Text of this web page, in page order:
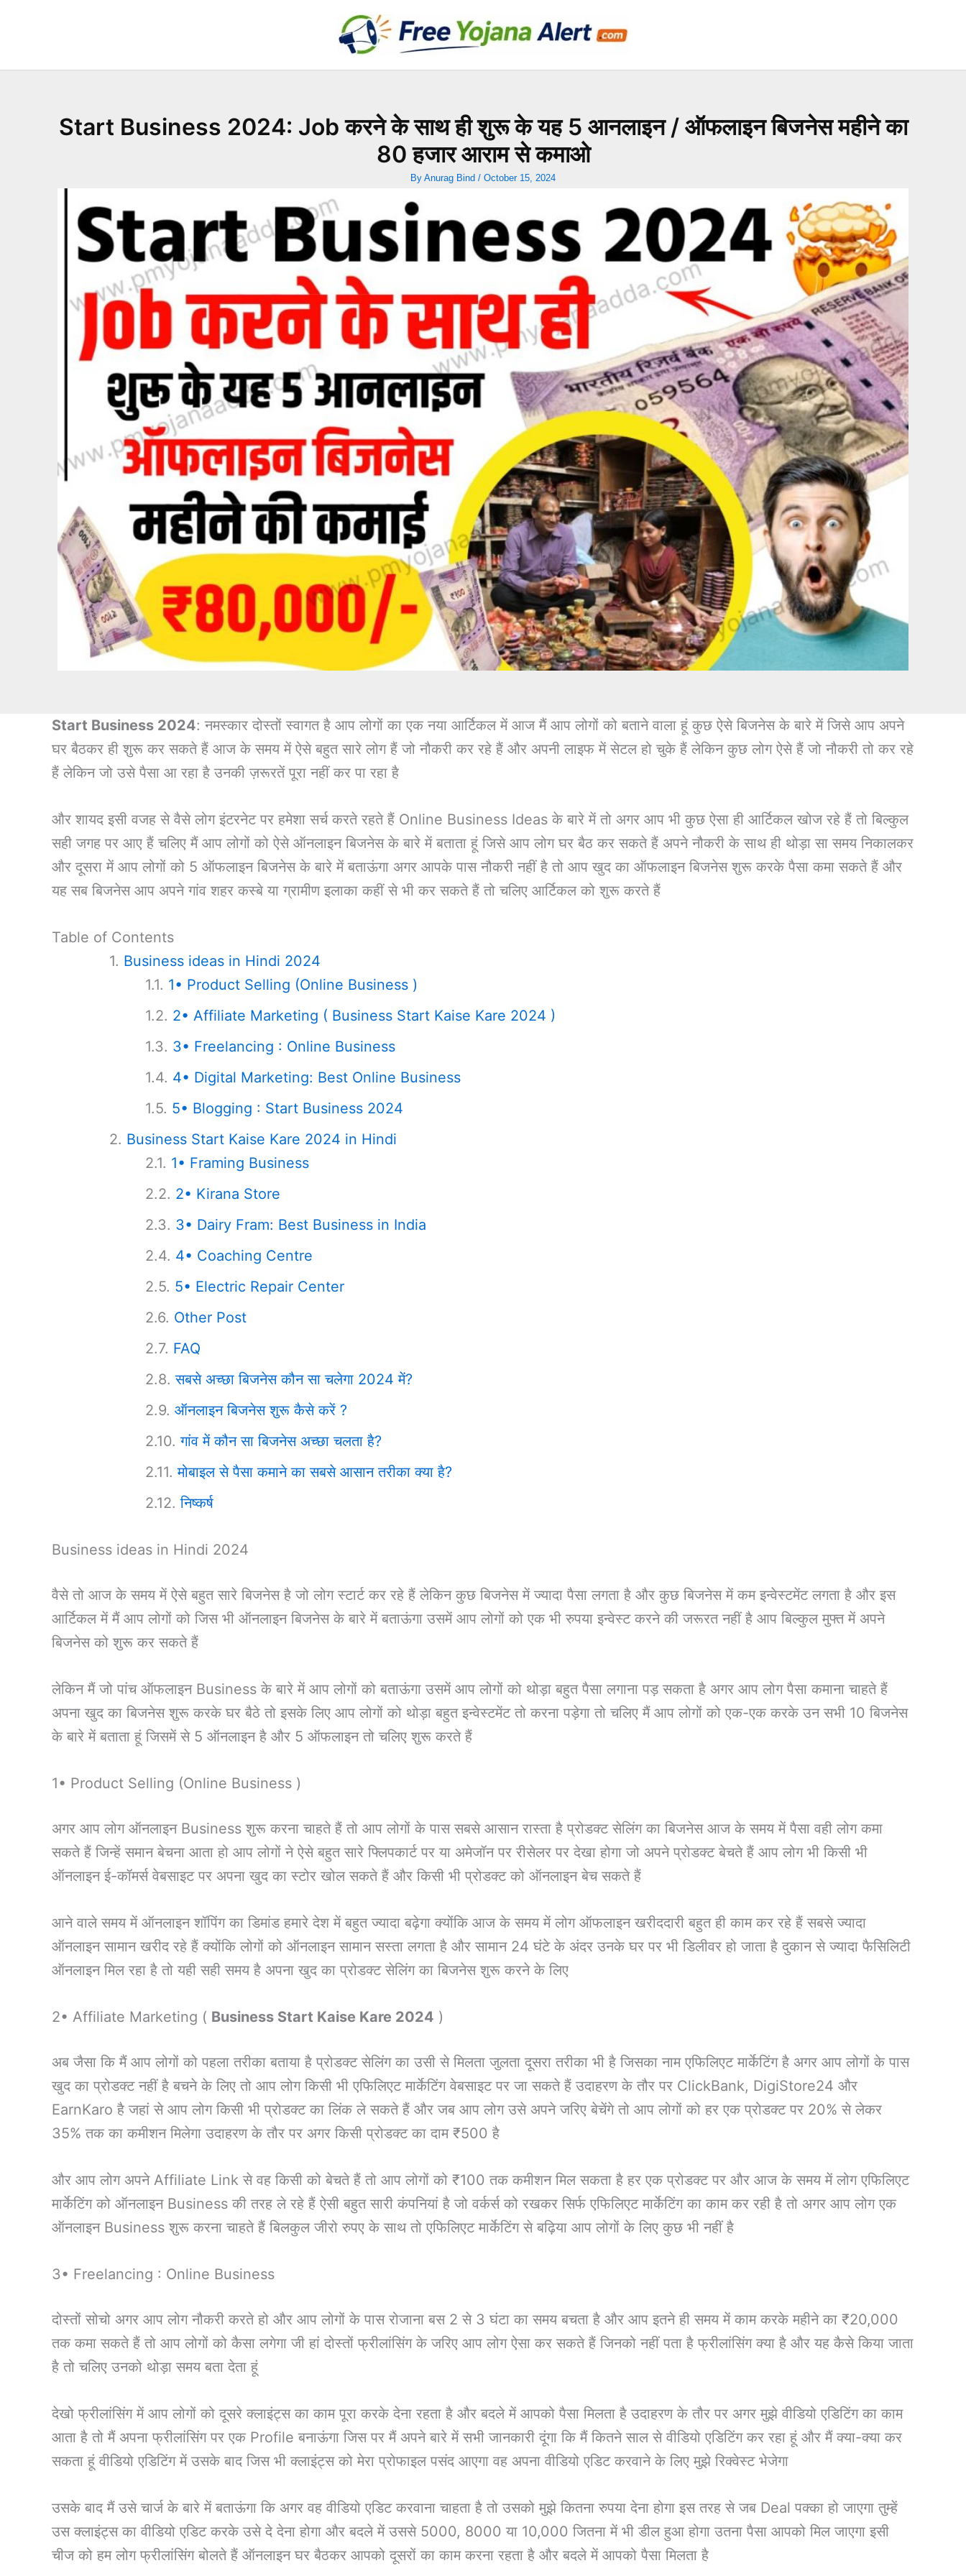
Start Business 2024: Job करने के साथ ही शुरू के यह 5 आनलाइन / ऑफलाइन बिजनेस महीने का
80 हजार आराम से कमाओ
By Anurag Bind / October 15, 2024
Start Business 2024: नमस्कार दोस्तों स्वागत है आप लोगों का एक नया आर्टिकल में आज मैं आप लोगों को बताने वाला हूं कुछ ऐसे बिजनेस के बारे में जिसे आप अपने
घर बैठकर ही शुरू कर सकते हैं आज के समय में ऐसे बहुत सारे लोग हैं जो नौकरी कर रहे हैं और अपनी लाइफ में सेटल हो चुके हैं लेकिन कुछ लोग ऐसे हैं जो नौकरी तो कर रहे
हैं लेकिन जो उसे पैसा आ रहा है उनकी ज़रूरतें पूरा नहीं कर पा रहा है
और शायद इसी वजह से वैसे लोग इंटरनेट पर हमेशा सर्च करते रहते हैं Online Business Ideas के बारे में तो अगर आप भी कुछ ऐसा ही आर्टिकल खोज रहे हैं तो बिल्कुल
सही जगह पर आए हैं चलिए मैं आप लोगों को ऐसे ऑनलाइन बिजनेस के बारे में बताता हूं जिसे आप लोग घर बैठ कर सकते हैं अपने नौकरी के साथ ही थोड़ा सा समय निकालकर
और दूसरा में आप लोगों को 5 ऑफलाइन बिजनेस के बारे में बताऊंगा अगर आपके पास नौकरी नहीं है तो आप खुद का ऑफलाइन बिजनेस शुरू करके पैसा कमा सकते हैं और
यह सब बिजनेस आप अपने गांव शहर कस्बे या ग्रामीण इलाका कहीं से भी कर सकते हैं तो चलिए आर्टिकल को शुरू करते हैं
Table of Contents
Business ideas in Hindi 2024
1• Product Selling (Online Business )
2• Affiliate Marketing ( Business Start Kaise Kare 2024 )
3• Freelancing : Online Business
4• Digital Marketing: Best Online Business
5• Blogging : Start Business 2024
Business Start Kaise Kare 2024 in Hindi
1• Framing Business
2• Kirana Store
3• Dairy Fram: Best Business in India
4• Coaching Centre
5• Electric Repair Center
Other Post
FAQ
सबसे अच्छा बिजनेस कौन सा चलेगा 2024 में?
ऑनलाइन बिजनेस शुरू कैसे करें ?
गांव में कौन सा बिजनेस अच्छा चलता है?
मोबाइल से पैसा कमाने का सबसे आसान तरीका क्या है?
निष्कर्ष
Business ideas in Hindi 2024
वैसे तो आज के समय में ऐसे बहुत सारे बिजनेस है जो लोग स्टार्ट कर रहे हैं लेकिन कुछ बिजनेस में ज्यादा पैसा लगता है और कुछ बिजनेस में कम इन्वेस्टमेंट लगता है और इस
आर्टिकल में मैं आप लोगों को जिस भी ऑनलाइन बिजनेस के बारे में बताऊंगा उसमें आप लोगों को एक भी रुपया इन्वेस्ट करने की जरूरत नहीं है आप बिल्कुल मुफ्त में अपने
बिजनेस को शुरू कर सकते हैं
लेकिन मैं जो पांच ऑफलाइन Business के बारे में आप लोगों को बताऊंगा उसमें आप लोगों को थोड़ा बहुत पैसा लगाना पड़ सकता है अगर आप लोग पैसा कमाना चाहते हैं
अपना खुद का बिजनेस शुरू करके घर बैठे तो इसके लिए आप लोगों को थोड़ा बहुत इन्वेस्टमेंट तो करना पड़ेगा तो चलिए मैं आप लोगों को एक-एक करके उन सभी 10 बिजनेस
के बारे में बताता हूं जिसमें से 5 ऑनलाइन है और 5 ऑफलाइन तो चलिए शुरू करते हैं
1• Product Selling (Online Business )
अगर आप लोग ऑनलाइन Business शुरू करना चाहते हैं तो आप लोगों के पास सबसे आसान रास्ता है प्रोडक्ट सेलिंग का बिजनेस आज के समय में पैसा वही लोग कमा
सकते हैं जिन्हें समान बेचना आता हो आप लोगों ने ऐसे बहुत सारे फ्लिपकार्ट पर या अमेजॉन पर रीसेलर पर देखा होगा जो अपने प्रोडक्ट बेचते हैं आप लोग भी किसी भी
ऑनलाइन ई-कॉमर्स वेबसाइट पर अपना खुद का स्टोर खोल सकते हैं और किसी भी प्रोडक्ट को ऑनलाइन बेच सकते हैं
आने वाले समय में ऑनलाइन शॉपिंग का डिमांड हमारे देश में बहुत ज्यादा बढ़ेगा क्योंकि आज के समय में लोग ऑफलाइन खरीददारी बहुत ही काम कर रहे हैं सबसे ज्यादा
ऑनलाइन सामान खरीद रहे हैं क्योंकि लोगों को ऑनलाइन सामान सस्ता लगता है और सामान 24 घंटे के अंदर उनके घर पर भी डिलीवर हो जाता है दुकान से ज्यादा फैसिलिटी
ऑनलाइन मिल रहा है तो यही सही समय है अपना खुद का प्रोडक्ट सेलिंग का बिजनेस शुरू करने के लिए
2• Affiliate Marketing ( Business Start Kaise Kare 2024 )
अब जैसा कि मैं आप लोगों को पहला तरीका बताया है प्रोडक्ट सेलिंग का उसी से मिलता जुलता दूसरा तरीका भी है जिसका नाम एफिलिएट मार्केटिंग है अगर आप लोगों के पास
खुद का प्रोडक्ट नहीं है बचने के लिए तो आप लोग किसी भी एफिलिएट मार्केटिंग वेबसाइट पर जा सकते हैं उदाहरण के तौर पर ClickBank, DigiStore24 और
EarnKaro है जहां से आप लोग किसी भी प्रोडक्ट का लिंक ले सकते हैं और जब आप लोग उसे अपने जरिए बेचेंगे तो आप लोगों को हर एक प्रोडक्ट पर 20% से लेकर
35% तक का कमीशन मिलेगा उदाहरण के तौर पर अगर किसी प्रोडक्ट का दाम ₹500 है
और आप लोग अपने Affiliate Link से वह किसी को बेचते हैं तो आप लोगों को ₹100 तक कमीशन मिल सकता है हर एक प्रोडक्ट पर और आज के समय में लोग एफिलिएट
मार्केटिंग को ऑनलाइन Business की तरह ले रहे हैं ऐसी बहुत सारी कंपनियां है जो वर्कर्स को रखकर सिर्फ एफिलिएट मार्केटिंग का काम कर रही है तो अगर आप लोग एक
ऑनलाइन Business शुरू करना चाहते हैं बिलकुल जीरो रुपए के साथ तो एफिलिएट मार्केटिंग से बढ़िया आप लोगों के लिए कुछ भी नहीं है
3• Freelancing : Online Business
दोस्तों सोचो अगर आप लोग नौकरी करते हो और आप लोगों के पास रोजाना बस 2 से 3 घंटा का समय बचता है और आप इतने ही समय में काम करके महीने का ₹20,000
तक कमा सकते हैं तो आप लोगों को कैसा लगेगा जी हां दोस्तों फ्रीलांसिंग के जरिए आप लोग ऐसा कर सकते हैं जिनको नहीं पता है फ्रीलांसिंग क्या है और यह कैसे किया जाता
है तो चलिए उनको थोड़ा समय बता देता हूं
देखो फ्रीलांसिंग में आप लोगों को दूसरे क्लाइंट्स का काम पूरा करके देना रहता है और बदले में आपको पैसा मिलता है उदाहरण के तौर पर अगर मुझे वीडियो एडिटिंग का काम
आता है तो मैं अपना फ्रीलांसिंग पर एक Profile बनाऊंगा जिस पर मैं अपने बारे में सभी जानकारी दूंगा कि मैं कितने साल से वीडियो एडिटिंग कर रहा हूं और मैं क्या-क्या कर
सकता हूं वीडियो एडिटिंग में उसके बाद जिस भी क्लाइंट्स को मेरा प्रोफाइल पसंद आएगा वह अपना वीडियो एडिट करवाने के लिए मुझे रिक्वेस्ट भेजेगा
उसके बाद मैं उसे चार्ज के बारे में बताऊंगा कि अगर वह वीडियो एडिट करवाना चाहता है तो उसको मुझे कितना रुपया देना होगा इस तरह से जब Deal पक्का हो जाएगा तुम्हें
उस क्लाइंट्स का वीडियो एडिट करके उसे दे देना होगा और बदले में उससे 5000, 8000 या 10,000 जितना में भी डील हुआ होगा उतना पैसा आपको मिल जाएगा इसी
चीज को हम लोग फ्रीलांसिंग बोलते हैं ऑनलाइन घर बैठकर आपको दूसरों का काम करना रहता है और बदले में आपको पैसा मिलता है